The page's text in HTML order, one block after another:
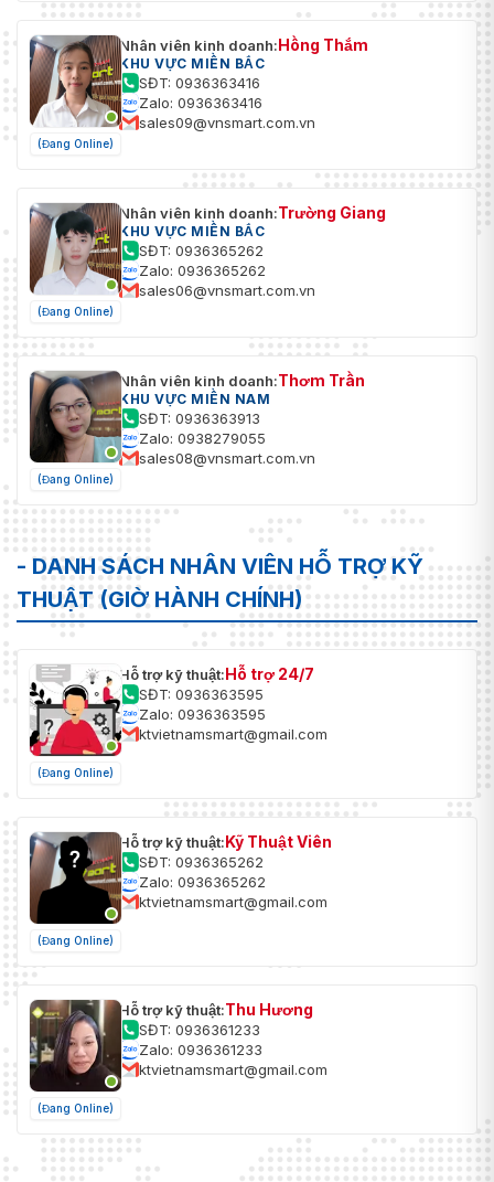
(Đang Online)
Nhân viên kinh doanh:Hồng Thắm
KHU VỰC MIỀN BẮC
SĐT: 0936363416
Zalo: 0936363416
sales09@vnsmart.com.vn
(Đang Online)
Nhân viên kinh doanh:Trường Giang
KHU VỰC MIỀN BẮC
SĐT: 0936365262
Zalo: 0936365262
sales06@vnsmart.com.vn
(Đang Online)
Nhân viên kinh doanh:Thơm Trần
KHU VỰC MIỀN NAM
SĐT: 0936363913
Zalo: 0938279055
sales08@vnsmart.com.vn
- DANH SÁCH NHÂN VIÊN HỖ TRỢ KỸ
THUẬT (GIỜ HÀNH CHÍNH)
(Đang Online)
Hỗ trợ kỹ thuật:Hỗ trợ 24/7
SĐT: 0936363595
Zalo: 0936363595
ktvietnamsmart@gmail.com
(Đang Online)
Hỗ trợ kỹ thuật:Kỹ Thuật Viên
SĐT: 0936365262
Zalo: 0936365262
ktvietnamsmart@gmail.com
(Đang Online)
Hỗ trợ kỹ thuật:Thu Hương
SĐT: 0936361233
Zalo: 0936361233
ktvietnamsmart@gmail.com